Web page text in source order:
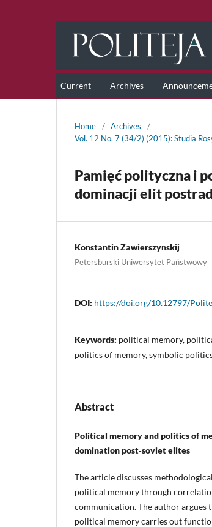
Current Archives
Home / Archives
/
Vol. 12 No. 7 (34/2) (2015): Studia
Pamięć polityczna i
dominacji elit
Konstantin Zawierszynskij
Petersburski Uniwersytet Państwowy
DOI: https://doi.org/10.12797/
Keywords: political memory,
politics of memory, symbolic
Abstract
Political memory and politics of
domination post‑soviet elites
The article discusses
political memory through
communication. The author
political memory carries out